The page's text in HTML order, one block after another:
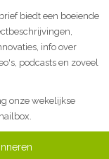
biedt een boeiende
info over
podcasts en zoveel
onze wekelijkse